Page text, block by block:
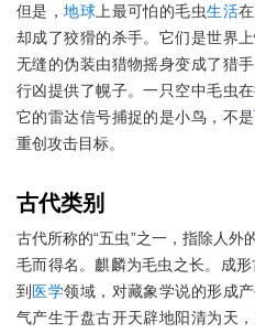
但是，地球 上最可怕的毛虫生活
却成了狡猾的杀手。它们是世界
无缝的伪装由猎物摇身变成了猎
行凶提供了幌子。一只空中毛虫
它的雷达信号捕捉的是小鸟，不是
重创攻击目标。
古代类别
古代所称的“五虫”之一，指除人外
毛而得名。麒麟为毛虫之长。成形
到医学领域，对藏象学说的形成
气产生于盘古开天辟地阳清为天